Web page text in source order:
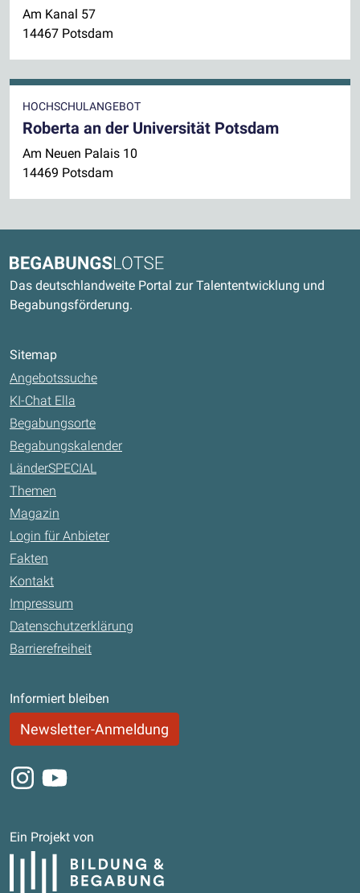
Am Kanal 57
14467 Potsdam
HOCHSCHULANGEBOT
Roberta an der Universität Potsdam
Am Neuen Palais 10
14469 Potsdam
Begabungslotse
Das deutschlandweite Portal zur Talententwicklung und
Begabungsförderung.
Sitemap
Angebotssuche
KI-Chat Ella
Begabungsorte
Begabungskalender
LänderSPECIAL
Themen
Magazin
Login für Anbieter
Fakten
Kontakt
Impressum
Datenschutzerklärung
Barrierefreiheit
Informiert bleiben
Newsletter-Anmeldung
Instagram
Youtube
Ein Projekt von
Bildung und Begabung